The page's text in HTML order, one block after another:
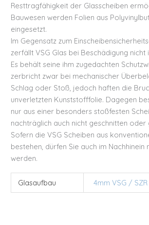
Resttragfähigkeit der Glasscheiben
Bauwesen werden Folien aus
eingesetzt.
Im Gegensatz zum
zerfällt VSG Glas bei Beschädigung nicht
Es behält seine ihm zugedachten
zerbricht zwar bei mechanischer
Schlag oder Stoß, jedoch haften die
unverletzten Kunststofffolie. Dagegen
nur aus einer besonders stoßfesten
nachträglich auch nicht geschnitten
Sofern die VSG Scheiben aus
bestehen, dürfen Sie auch im
werden.
Glasaufbau 4mm VSG /